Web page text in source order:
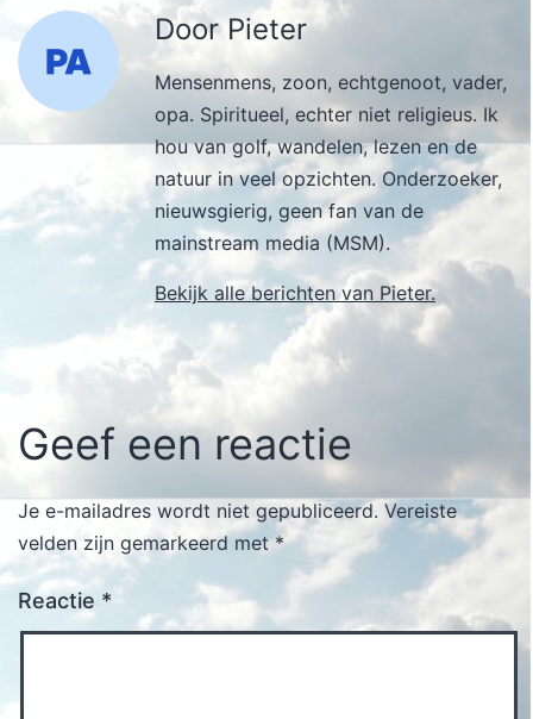
Door Pieter
Mensenmens, zoon, echtgenoot, vader,
opa. Spiritueel, echter niet religieus. Ik
hou van golf, wandelen, lezen en de
natuur in veel opzichten. Onderzoeker,
nieuwsgierig, geen fan van de
mainstream media (MSM).
Bekijk alle berichten van Pieter.
Geef een reactie
Je e-mailadres wordt niet gepubliceerd. Vereiste
velden zijn gemarkeerd met*
Reactie *